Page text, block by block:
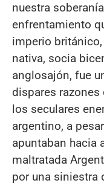
nuestra
enfrentamiento
imperio
nativa, socia
anglosajón, fue
dispares
los seculares
argentino, a
apuntaban hacia
maltratada
por una siniestra